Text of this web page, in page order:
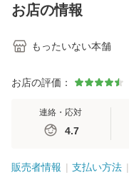
お店の情報
もったいない本舗
お店の評価：
連絡・応対
4.7
販売者情報 支払い方法